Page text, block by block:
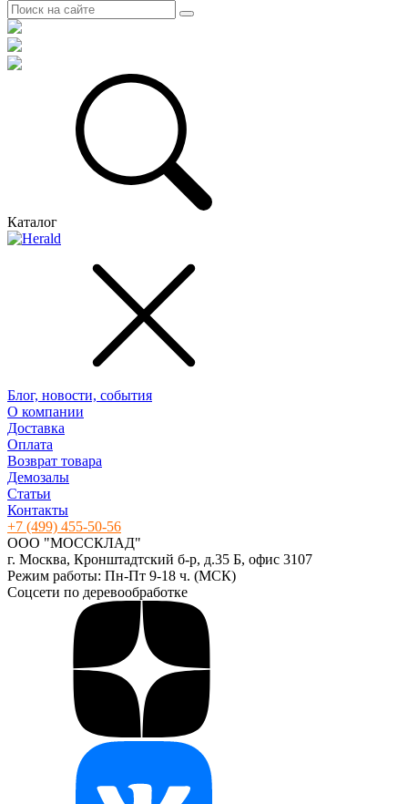
Каталог
Блог, новости, события
О компании
Доставка
Оплата
Возврат товара
Демозалы
Статьи
Контакты
+7 (499) 455-50-56
ООО "МОССКЛАД"
г. Москва, Кронштадтский б-р, д.35 Б, офис 3107
Режим работы: Пн-Пт 9-18 ч. (МСК)
Соцсети по деревообработке